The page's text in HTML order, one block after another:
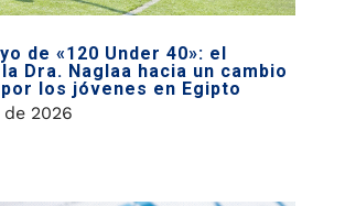
de «120 Under 40»: el
Dra. Naglaa hacia un cambio
los jóvenes en Egipto
2026